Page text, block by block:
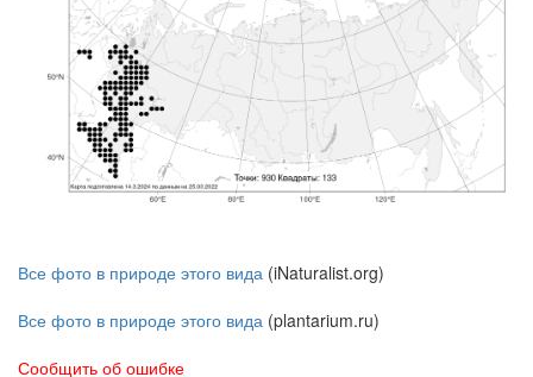
Все фото в природе этого вида (iNaturalist.org)
Все фото в природе этого вида (plantarium.ru)
Сообщить об ошибке